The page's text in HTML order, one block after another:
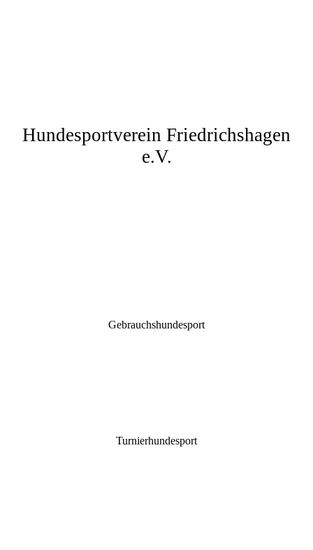
Hundesportverein Friedrichshagen
e.V.
Gebrauchshundesport
Turnierhundesport